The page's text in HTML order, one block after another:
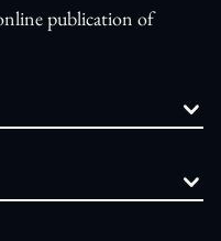
publication of